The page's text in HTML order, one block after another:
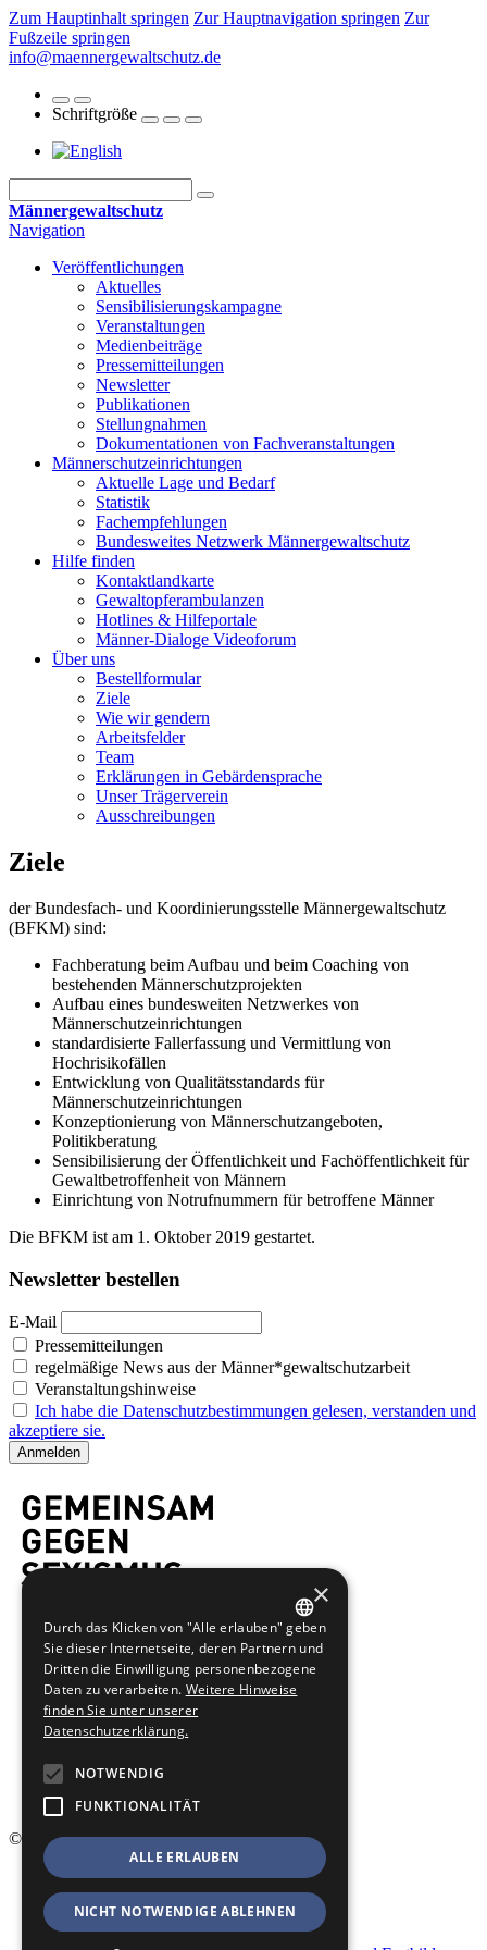
Zum Hauptinhalt springen Zur Hauptnavigation springen Zur
Fußzeile springen
info@maennergewaltschutz.de
Schriftgröße
Männergewaltschutz
Navigation
Veröffentlichungen
Aktuelles
Sensibilisierungskampagne
Veranstaltungen
Medienbeiträge
Pressemitteilungen
Newsletter
Publikationen
Stellungnahmen
Dokumentationen von Fachveranstaltungen
Männerschutz­einrichtungen
Aktuelle Lage und Bedarf
Statistik
Fachempfehlungen
Bundesweites Netzwerk Männergewaltschutz
Hilfe finden
Kontaktlandkarte
Gewaltopfer­ambulanzen
Hotlines & Hilfeportale
Männer-Dialoge Videoforum
Über uns
Bestellformular
Ziele
Wie wir gendern
Arbeitsfelder
Team
Erklärungen in Gebärdensprache
Unser Trägerverein
Ausschreibungen
Ziele
der Bundesfach- und Koordinierungsstelle Männergewaltschutz
(BFKM) sind:
Fachberatung beim Aufbau und beim Coaching von
bestehenden Männerschutzprojekten
Aufbau eines bundesweiten Netzwerkes von
Männerschutzeinrichtungen
standardisierte Fallerfassung und Vermittlung von
Hochrisikofällen
Entwicklung von Qualitätsstandards für
Männerschutzeinrichtungen
Konzeptionierung von Männerschutzangeboten,
Politikberatung
Sensibilisierung der Öffentlichkeit und Fachöffentlichkeit für
Gewaltbetroffenheit von Männern
Einrichtung von Notrufnummern für betroffene Männer
Die BFKM ist am 1. Oktober 2019 gestartet.
Newsletter bestellen
E-Mail
Pressemitteilungen
regelmäßige News aus der Männer*gewaltschutzarbeit
Veranstaltungshinweise
Ich habe die Datenschutzbestimmungen gelesen, verstanden und
akzeptiere sie.
© 2026 Männergewaltschutz
Startseite
Kontakt
Impressum
Datenschutz
GERMAN
ENGLISH
×
Durch das Klicken von "Alle erlauben" geben
Sie dieser Internetseite, deren Partnern und
Dritten die Einwilligung personenbezogene
Daten zu verarbeiten. Weitere Hinweise
finden Sie unter unserer
Datenschutzerklärung.
NOTWENDIG
FUNKTIONALITÄT
ALLE ERLAUBEN
NICHT NOTWENDIGE ABLEHNEN